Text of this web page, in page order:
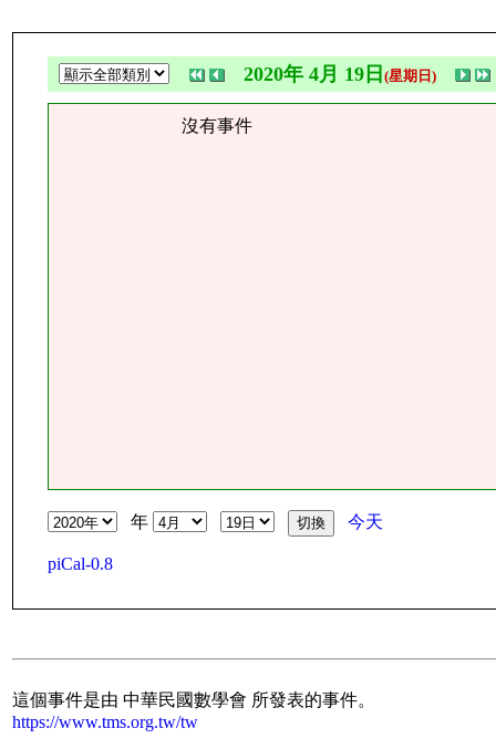
2020年 4月 19日 (星期日)
沒有事件
年 今天
piCal-0.8
這個事件是由 中華民國數學會 所發表的事件。
https://www.tms.org.tw/tw